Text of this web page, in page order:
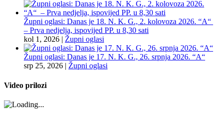
Župni oglasi: Danas je 18. N. K. G., 2. kolovoza 2026. “A“
– Prva nedjelja, ispovijed PP. u 8,30 sati
kol 1, 2026 | Župni oglasi
Župni oglasi: Danas je 17. N. K. G., 26. srpnja 2026. “A“
srp 25, 2026 | Župni oglasi
Video prilozi